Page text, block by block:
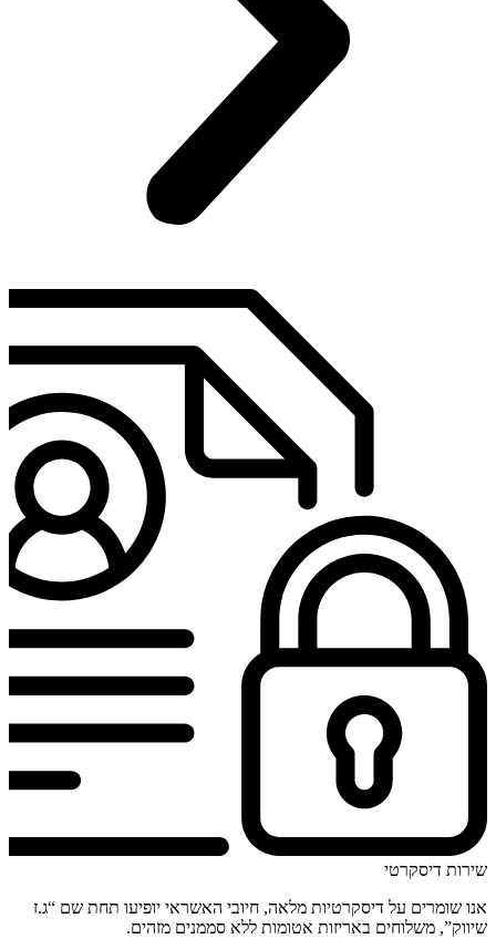
שירות דיסקרטי
אנו שומרים על דיסקרטיות מלאה, חיובי האשראי יופיעו תחת שם “ג.ז
שיווק”, משלוחים באריזות אטומות ללא סממנים מזהים.